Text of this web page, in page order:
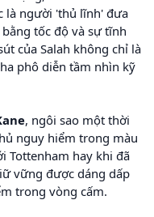
là người 'thủ lĩnh' đưa
tốc độ và sự tĩnh
của Salah không chỉ là
phô diễn tầm nhìn kỹ
, ngôi sao một thời
nguy hiểm trong màu
Tottenham hay khi đã
vững được dáng dấp
trong vòng cấm.